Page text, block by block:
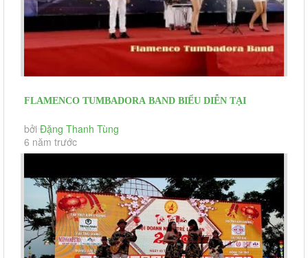
FLAMENCO TUMBADORA BAND BIỂU DIỄN TẠI
CENTURY CITY GARDEN LONG THÀNH
bởi Đặng Thanh Tùng
6 năm trước